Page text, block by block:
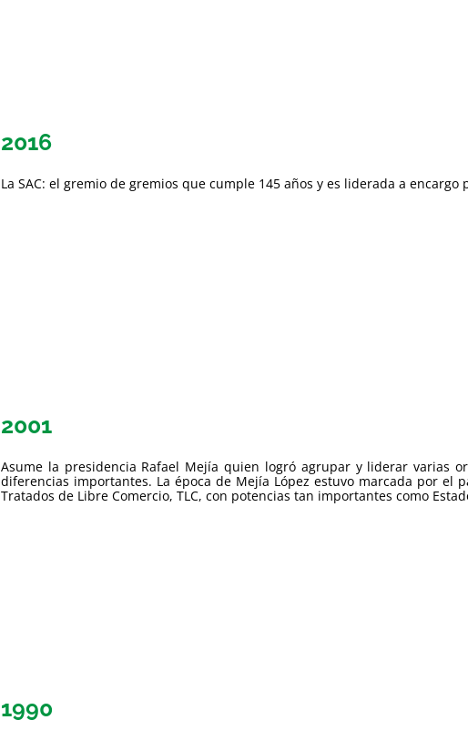
2016
La SAC: el gremio de gremios que cumple 145 años y es liderada a encargo
2001
Asume la presidencia Rafael Mejía quien logró agrupar y liderar varias
diferencias importantes. La época de Mejía López estuvo marcada por el
Tratados de Libre Comercio, TLC, con potencias tan importantes como
1990